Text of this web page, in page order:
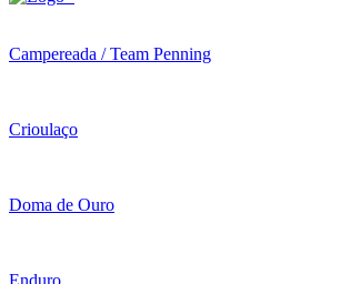
Campereada / Team Penning
Crioulaço
Doma de Ouro
Enduro